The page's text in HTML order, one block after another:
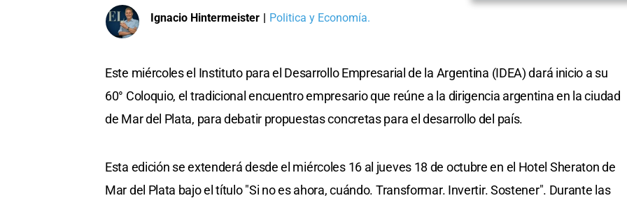
Ignacio Hintermeister | Politica y Economía.
Este miércoles el Instituto para el Desarrollo Empresarial de la Argentina (IDEA) dará inicio a su
60° Coloquio, el tradicional encuentro empresario que reúne a la dirigencia argentina en la ciudad
de Mar del Plata, para debatir propuestas concretas para el desarrollo del país.
Esta edición se extenderá desde el miércoles 16 al jueves 18 de octubre en el Hotel Sheraton de
Mar del Plata bajo el título "Si no es ahora, cuándo. Transformar. Invertir. Sostener". Durante las